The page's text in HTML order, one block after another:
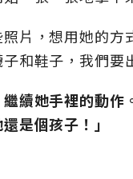
片，想用她的
和鞋子，我們要
續她手裡的動
是個孩子！」